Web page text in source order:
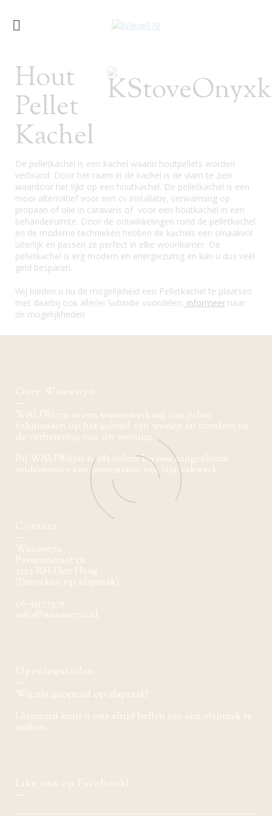
Hout
Pellet
Kachel
De pelletkachel is een kachel waarin houtpellets worden
verbrand. Door het raam in de kachel is de vlam te zien
waardoor het lijkt op een houtkachel. De pelletkachel is een
mooi alternatief voor een cv installatie, verwarming op
propaan of olie in caravans of voor een houtkachel in een
behandelruimte. Door de ontwikkelingen rond de pelletkachel
en de moderne technieken hebben de kachels een smaakvol
uiterlijk en passen ze perfect in elke woonkamer. De
pelletkachel is erg modern en energiezuinig en kan u dus veel
geld besparen.
Wij bieden u nu de mogelijkheid een Pelletkachel te plaatsen
met daarbij ook allerlei Subsidie voordelen, informeer naar
de mogelijkheden
Over Wauw070
WAUW070 is een samenwerking van echte
vakmensen op het gebied van wonen en comfort en
de verbetering van uw woning
Bij WAUW070 heeft iedere bij ons aangesloten
ondernemer een presentatie van zijn vakwerk
Contact
Wauw070
Pasteurstraat 151
2522 RH Den Haag
(Bezoeken op afspraak)
06-51577371
info@wauw070.nl
Openingstijden
Wij zijn geopend op afspraak!
Uiteraard kunt u ons altijd bellen om een afspraak te
maken.
Like ons op Facebook!